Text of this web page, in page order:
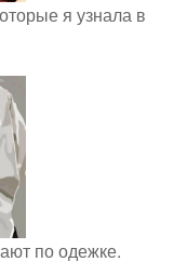
я узнала в
по одежке.